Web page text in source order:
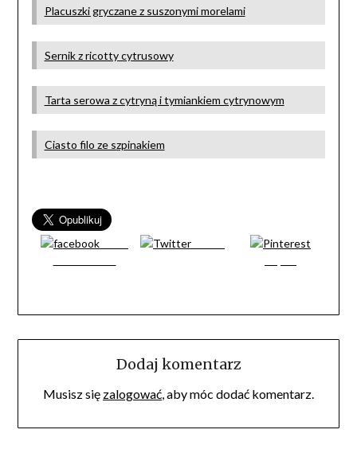
Placuszki gryczane z suszonymi morelami
Sernik z ricotty cytrusowy
Tarta serowa z cytryną i tymiankiem cytrynowym
Ciasto filo ze szpinakiem
Dodaj komentarz
Musisz się zalogować, aby móc dodać komentarz.